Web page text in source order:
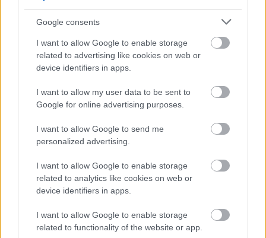
Google consents
I want to allow Google to enable storage
related to advertising like cookies on web or
device identifiers in apps.
I want to allow my user data to be sent to
Google for online advertising purposes.
I want to allow Google to send me
personalized advertising.
I want to allow Google to enable storage
related to analytics like cookies on web or
device identifiers in apps.
I want to allow Google to enable storage
related to functionality of the website or app.
Vezi și
Manușa exfoliantă pentru piele: 10
beneficii pe care le vei observa, daca o
folosești
3 iubiți de coșmar din zodiac: bărbații
care nu oferă nimic în relații
casatori
Pe camp
Apelam tot la bunici, pentru aceasta locatie, sau la
mosteniri lasate de rude parintilor nostri. Cum in